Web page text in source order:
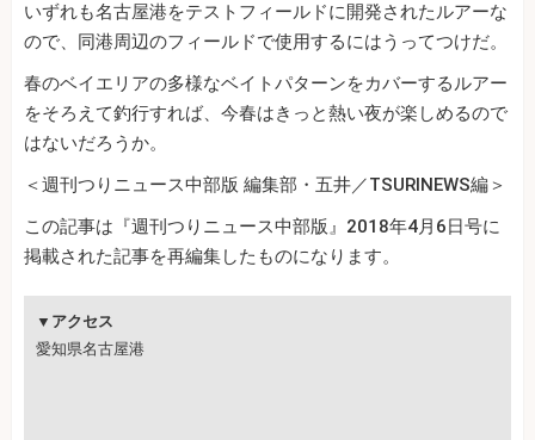
いずれも名古屋港をテストフィールドに開発されたルアーな
ので、同港周辺のフィールドで使用するにはうってつけだ。
春のベイエリアの多様なベイトパターンをカバーするルアー
をそろえて釣行すれば、今春はきっと熱い夜が楽しめるので
はないだろうか。
＜週刊つりニュース中部版 編集部・五井／TSURINEWS編＞
この記事は『週刊つりニュース中部版』2018年4月6日号に
掲載された記事を再編集したものになります。
▼アクセス
愛知県名古屋港